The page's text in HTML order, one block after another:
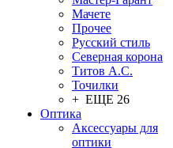
Мачете
Прочее
Русский стиль
Северная корона
Титов А.С.
Точилки
+ ЕЩЕ 26
Оптика
Аксессуары для
оптики